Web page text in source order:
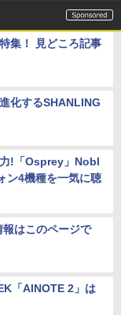
集！ 見どころ記事
化するSHANLING
!「Osprey」Nobl
ン4機種を一気に聴
はこのページで
「AINOTE 2」は